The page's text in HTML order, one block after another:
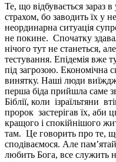
Те, що відбувається зараз
страхом, бо заводить їх у
неординарна ситуація
не покине. Спочатку
нічого тут не станеться,
тестування. Епідемія вже
під загрозою. Економічна
винятку. Наші люди
перша біда прийшла саме
Біблії, коли ізраїльтяни
пророк застерігав їх, аби
кращого і спокійнішого
там. Це говорить про те,
сподіваємося. Але
любить Бога, все служить